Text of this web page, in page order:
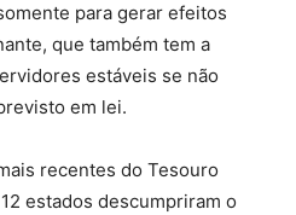
para gerar efeitos
que também tem a
estáveis se não
em lei.
recentes do Tesouro
estados descumpriram o